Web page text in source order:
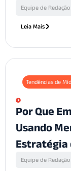
Equipe de Redação
Leia Mais
Tendências de
Por Que
Usando
Estratégia
Equipe de Redação